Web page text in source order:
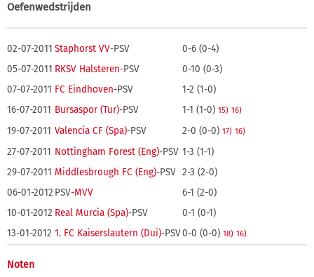
Oefenwedstrijden
02-07-2011 Staphorst VV-PSV
0-6 (0-4)
05-07-2011 RKSV Halsteren-PSV
0-10 (0-3)
07-07-2011 FC Eindhoven-PSV
1-2 (1-0)
16-07-2011 Bursaspor (Tur)-PSV 1-1 (1-0) 15) 16)
19-07-2011 Valencia CF (Spa)-PSV 2-0 (0-0) 17) 16)
27-07-2011 Nottingham Forest (Eng)-PSV 1-3 (1-1)
29-07-2011 Middlesbrough FC (Eng)-PSV 2-3 (2-0)
06-01-2012 PSV-MVV
6-1 (2-0)
10-01-2012 Real Murcia (Spa)-PSV
0-1 (0-1)
13-01-2012 1. FC Kaiserslautern (Dui)-PSV0-0 (0-0) 18) 16)
Noten